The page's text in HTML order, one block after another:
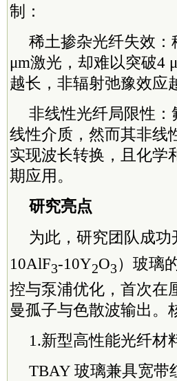
制：
稀土掺杂光纤失效
μm激光，却难以突破4
越长，非辐射弛豫效应
非线性光纤局限性
线性介质，然而其非线
实现波长转换，且化学
期应用。
研究亮点
为此，研究团队成功
10AlF3-10Y2O3）玻璃
控与泵浦优化，首次在
曼孤子与色散波输出。
1.新型高性能光纤材
TBAY 玻璃兼具宽带